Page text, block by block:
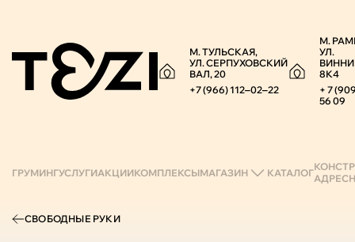
М. ТУЛЬСКАЯ,
УЛ. СЕРПУХОВСКИЙ
ВАЛ, 20
+7 (966) 112‒02‒22
М.
УЛ.
8К4
+ 7
56 09
ГРУМИНГУСЛУГИАКЦИИКОМПЛЕКСЫМАГАЗИН КАТАЛОГ
СВОБОДНЫЕ РУКИ